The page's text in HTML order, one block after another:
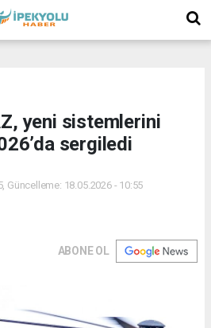
yeni sistemlerini
sergiledi
Güncelleme: 18.05.2026 - 10:55
ABONE OL